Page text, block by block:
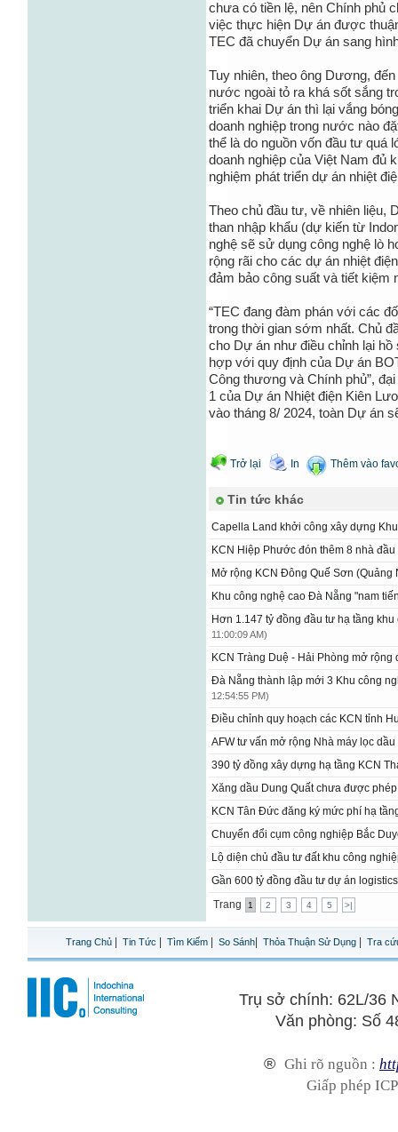
chưa có tiền lệ, nên Chính phủ
việc thực hiện Dự án được
TEC đã chuyển Dự án sang
Tuy nhiên, theo ông Dương,
nước ngoài tỏ ra khá sốt sắng
triển khai Dự án thì lại vắng
doanh nghiệp trong nước nào
thể là do nguồn vốn đầu tư quá
doanh nghiệp của Việt Nam đủ
nghiệm phát triển dự án nhiệt
Theo chủ đầu tư, về nhiên liệu,
than nhập khẩu (dự kiến từ
nghệ sẽ sử dụng công nghệ lò
rộng rãi cho các dự án nhiệt
đảm bảo công suất và tiết kiệm
“TEC đang đàm phán với các
trong thời gian sớm nhất. Chủ
cho Dự án như điều chỉnh lại
hợp với quy định của Dự án
Công thương và Chính phủ”,
1 của Dự án Nhiệt điện Kiên
vào tháng 8/ 2024, toàn Dự án
Trở lại In Thêm vào
Tin tức khác
Capella Land khởi công xây dựng
KCN Hiệp Phước đón thêm 8 nhà
Mở rộng KCN Đông Quế Sơn (Quảng
Khu công nghệ cao Đà Nẵng "nam
Hơn 1.147 tỷ đồng đầu tư hạ tầng
11:00:09 AM)
KCN Tràng Duệ - Hải Phòng mở
Đà Nẵng thành lập mới 3 Khu công
12:54:55 PM)
Điều chỉnh quy hoạch các KCN tỉnh
AFW tư vấn mở rộng Nhà máy lọc
390 tỷ đồng xây dựng hạ tầng KCN
Xăng dầu Dung Quất chưa được
​KCN Tân Đức đăng ký mức phí hạ
Chuyển đổi cụm công nghiệp Bắc
Lộ diện chủ đầu tư đất khu công
Gần 600 tỷ đồng đầu tư dự án
Trang
1 2 3 4 5 >|
Trang Chủ Tin Tức Tìm Kiếm So Sánh Thỏa Thuận Sử Dụng Tra
Trụ sở chính: 62L/36
Văn phòng: Số
® Ghi rõ nguồn :
Giấp phép